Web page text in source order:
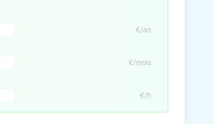
€/an
€/mois
€/h